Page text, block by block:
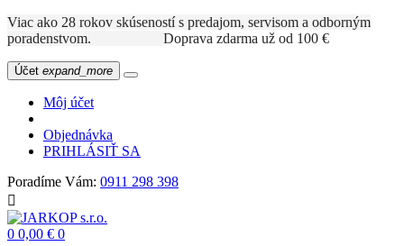
Viac ako 28 rokov skúseností s predajom, servisom a odborným
poradenstvom. Doprava zdarma už od 100 €
Účet expand_more
Môj účet
Objednávka
PRIHLÁSIŤ SA
Poradíme Vám: 0911 298 398

0 0,00 € 0